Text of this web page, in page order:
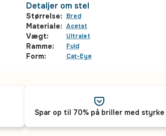
Detaljer om stel
Størrelse: Bred
Materiale: Acetat
Vægt: Ultralet
Ramme: Fuld
Form: Cat-Eye
Spar op til 70% på briller med styrke